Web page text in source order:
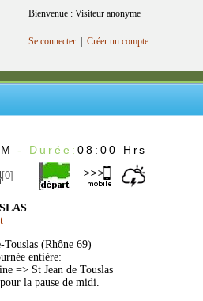
Bienvenue : Visiteur anonyme
Se connecter Créer un compte
M- Durée: 08:00 Hrs
[0]
Touslas (Rhône 69)
entière:
=> St Jean de Touslas
la pause de midi.